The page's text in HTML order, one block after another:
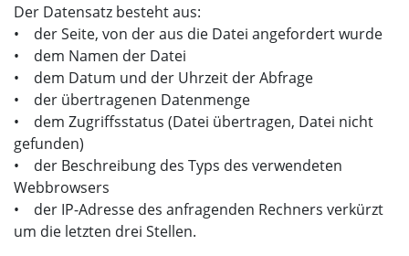
Der Datensatz besteht aus:
• der Seite, von der aus die Datei angefordert wurde
• dem Namen der Datei
• dem Datum und der Uhrzeit der Abfrage
• der übertragenen Datenmenge
• dem Zugriffsstatus (Datei übertragen, Datei nicht
gefunden)
• der Beschreibung des Typs des verwendeten
Webbrowsers
• der IP-Adresse des anfragenden Rechners verkürzt
um die letzten drei Stellen.